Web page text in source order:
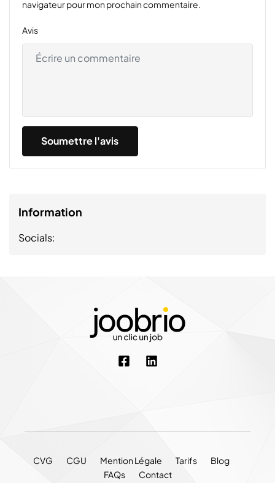
navigateur pour mon prochain commentaire.
Avis
Information
Socials:
CVG CGU Mention Légale Tarifs
Blog
FAQs
Contact